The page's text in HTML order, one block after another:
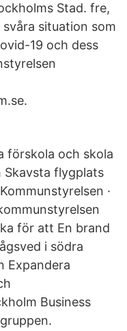
Stad. fre,
svåra situation som
19 och dess
förskola och skola
Skavsta flygplats
·
för att En brand
i södra
Expandera
Business